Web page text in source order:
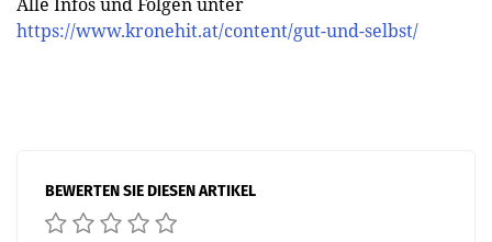
https://www.kronehit.at/content/gut-und-selbst/
BEWERTEN SIE DIESEN ARTIKEL